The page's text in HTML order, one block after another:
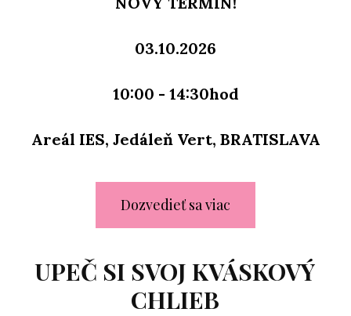
03.10.2026
10:00 - 14:30hod
Areál IES, Jedáleň Vert, BRATISLAVA
Dozvedieť sa viac
UPEČ SI SVOJ KVÁSKOVÝ
CHLIEB